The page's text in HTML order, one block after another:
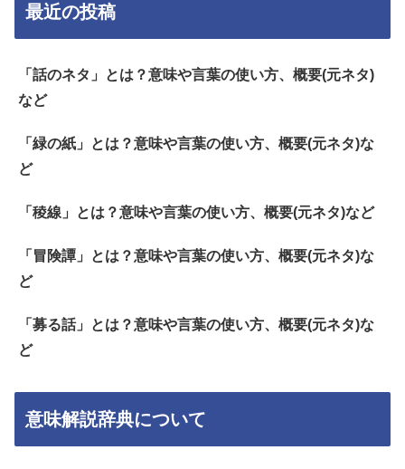
最近の投稿
「話のネタ」とは？意味や言葉の使い方、概要(元ネタ)
など
「緑の紙」とは？意味や言葉の使い方、概要(元ネタ)な
ど
「稜線」とは？意味や言葉の使い方、概要(元ネタ)など
「冒険譚」とは？意味や言葉の使い方、概要(元ネタ)な
ど
「募る話」とは？意味や言葉の使い方、概要(元ネタ)な
ど
意味解説辞典について